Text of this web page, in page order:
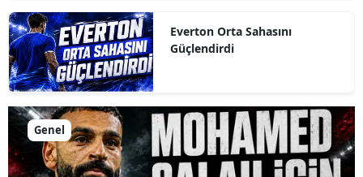
Everton Orta Sahasını
Güçlendirdi
Genel